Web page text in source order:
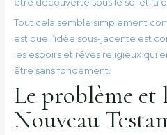
être découverte sous le sol et la
Tout cela semble simplement
est que l’idée sous-jacente est
les espoirs et rêves religieux qui
être sans fondement.
Le problème
Nouveau